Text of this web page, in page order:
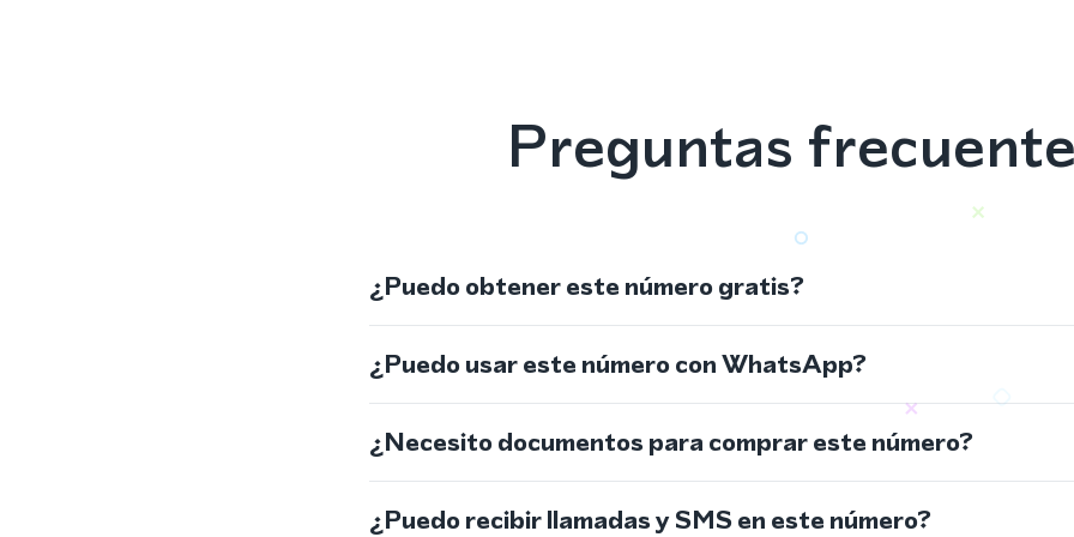
Preguntas
¿Puedo obtener este número gratis?
¿Puedo usar este número con WhatsApp?
¿Necesito documentos para comprar este número?
¿Puedo recibir llamadas y SMS en este número?